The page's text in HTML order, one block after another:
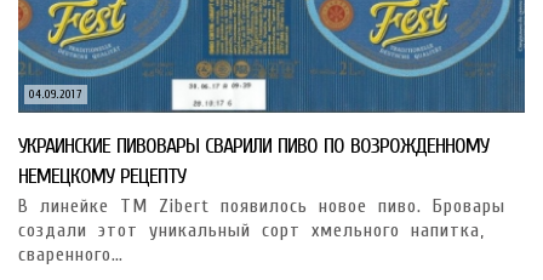
04.09.2017
УКРАИНСКИЕ ПИВОВАРЫ СВАРИЛИ ПИВО ПО ВОЗРОЖДЕННОМУ
НЕМЕЦКОМУ РЕЦЕПТУ
В линейке ТМ Zibert появилось новое пиво. Бровары
создали этот уникальный сорт хмельного напитка,
сваренного…